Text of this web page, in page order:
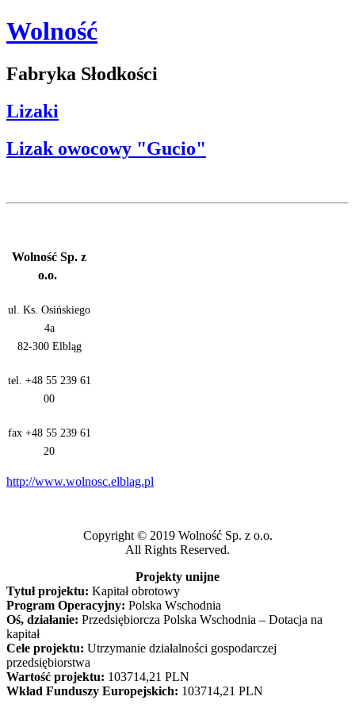
Wolność
Fabryka Słodkości
Lizaki
Lizak owocowy "Gucio"
Wolność Sp. z
o.o.
ul. Ks. Osińskiego
4a
82-300 Elbląg
tel. +48 55 239 61
00
fax +48 55 239 61
20
http://www.wolnosc.elblag.pl
Copyright © 2019 Wolność Sp. z o.o.
All Rights Reserved.
Projekty unijne
Tytuł projektu: Kapitał obrotowy
Program Operacyjny: Polska Wschodnia
Oś, działanie: Przedsiębiorcza Polska Wschodnia – Dotacja na
kapitał
Cele projektu: Utrzymanie działalności gospodarczej
przedsiębiorstwa
Wartość projektu: 103714,21 PLN
Wkład Funduszy Europejskich: 103714,21 PLN